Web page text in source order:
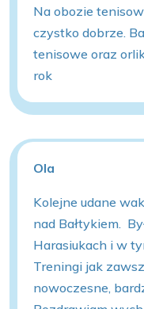
Na obozie
czystko dobrze.
tenisowe oraz
rok
Ola
Kolejne udane
nad Bałtykiem.
Harasiukach i w
Treningi jak
nowoczesne,